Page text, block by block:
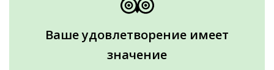
Ваше удовлетворение имеет
значение